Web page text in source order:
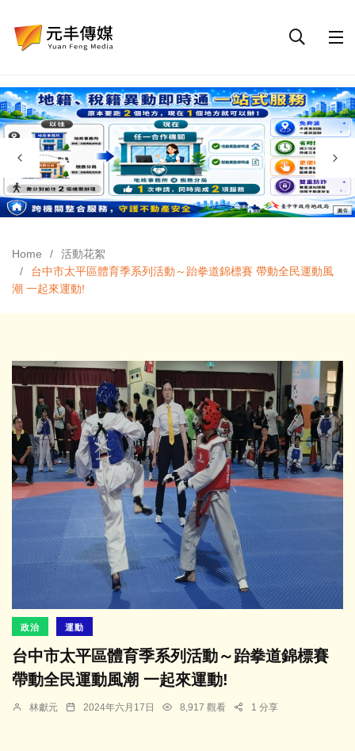
Home
活動花絮
台中市太平區體育季系列活動～跆拳道錦標賽 帶動全民運動風
潮 一起來運動!
政治 運動
台中市太平區體育季系列活動～跆拳道錦標賽
帶動全民運動風潮 一起來運動!
林獻元 2024年六月17日 8,917 觀看 1 分享